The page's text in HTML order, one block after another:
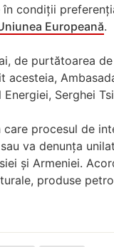
condiții
Europeană.
de purtătoarea
acesteia,
Serghei
procesul de
va denunța
și Armeniei.
produse